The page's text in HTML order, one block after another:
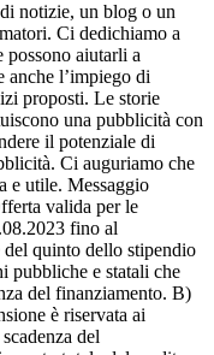
notizie, un blog o un
Ci dedichiamo a
aiutarli a
l’impiego di
proposti. Le storie
una pubblicità con
il potenziale di
Ci auguriamo che
e utile. Messaggio
valida per le
fino al
quinto dello stipendio
pubbliche e statali che
del finanziamento. B)
è riservata ai
del